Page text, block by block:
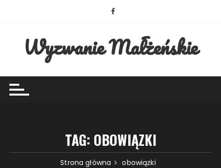
Wyzwanie Małżeńskie
TAG: OBOWIĄZKI
Strona główna obowiązki